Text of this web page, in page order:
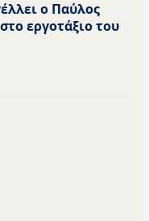
ο Παύλος
εργοτάξιο του